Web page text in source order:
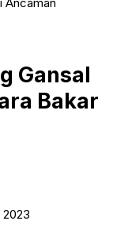
Gansal
Bakar
2023